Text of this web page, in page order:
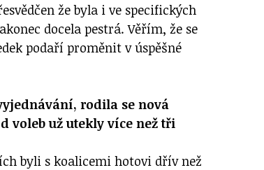
že byla i ve specifických
docela pestrá. Věřím, že se
podaří proměnit v úspěšné
rodila se nová
voleb už utekly více než tři
byli s koalicemi hotovi dřív než